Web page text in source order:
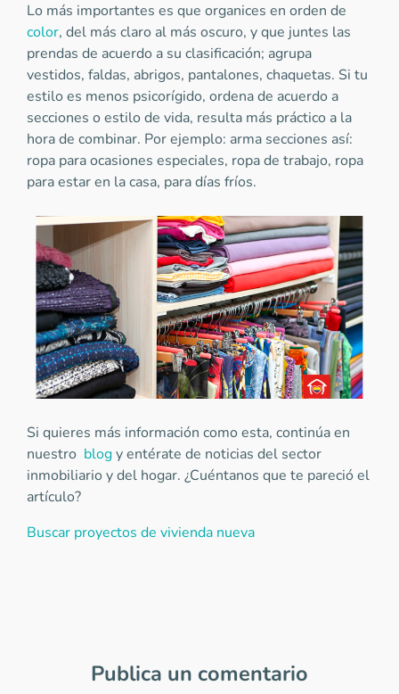
Lo más importantes es que organices en orden de
color, del más claro al más oscuro, y que juntes las
prendas de acuerdo a su clasificación; agrupa
vestidos, faldas, abrigos, pantalones, chaquetas. Si tu
estilo es menos psicorígido, ordena de acuerdo a
secciones o estilo de vida, resulta más práctico a la
hora de combinar. Por ejemplo: arma secciones así:
ropa para ocasiones especiales, ropa de trabajo, ropa
para estar en la casa, para días fríos.
Si quieres más información como esta, continúa en
nuestro blogy entérate de noticias del sector
inmobiliario y del hogar. ¿Cuéntanos que te pareció el
artículo?
Buscar proyectos de vivienda nueva
Publica un comentario